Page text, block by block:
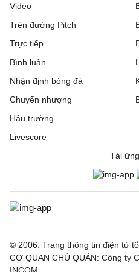
Video
Trên đường Pitch
Trực tiếp
Bình luận
Nhận định bóng đá
Chuyển nhượng
Hậu trường
Livescore
Tải
© 2006. Trang thông tin điện tử
CƠ QUAN CHỦ QUẢN: Công ty